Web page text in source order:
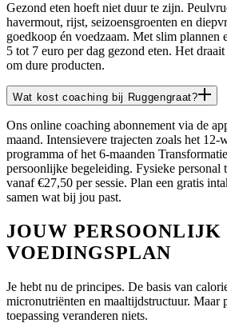
Gezond eten hoeft niet duur te zijn.
havermout, rijst, seizoensgroenten en
goedkoop én voedzaam. Met slim plannen
5 tot 7 euro per dag gezond eten. Het
om dure producten.
Wat kost coaching bij Ruggengraat?
Ons online coaching abonnement via de
maand. Intensievere trajecten zoals het
programma of het 6-maanden
persoonlijke begeleiding. Fysieke personal
vanaf €27,50 per sessie. Plan een gratis
samen wat bij jou past.
JOUW PERSOONLIJK
VOEDINGSPLAN
Je hebt nu de principes. De basis van
micronutriënten en maaltijdstructuur. Maar
toepassing veranderen niets.